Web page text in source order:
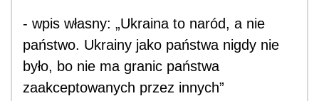
- wpis własny: „Ukraina to naród, a nie
państwo. Ukrainy jako państwa nigdy nie
było, bo nie ma granic państwa
zaakceptowanych przez innych”